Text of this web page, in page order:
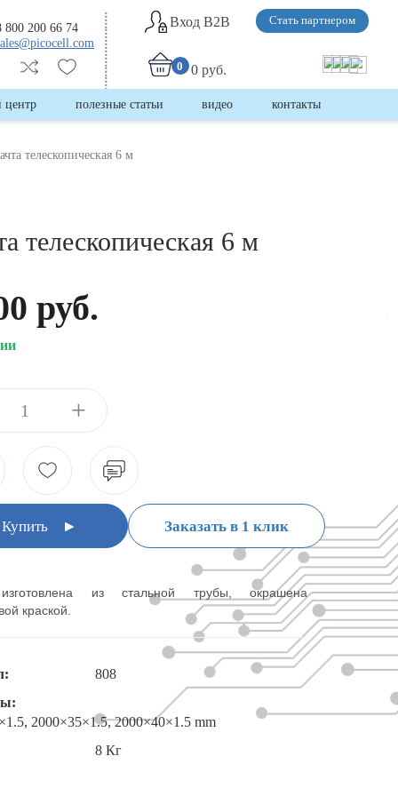
800 200 66 74
Вход B2B Стать партнером
0 0 руб.
центр полезные статьи видео контакты
телескопическая 6 м
телескопическая 6 м
руб.
+
Купить Заказать в 1 клик
из стальной трубы, окрашена
краской.
808
2000×35×1.5, 2000×40×1.5 mm
8 Кг